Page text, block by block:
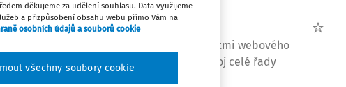
Délka:5:27
vás stručně seznámíme s možnostmi webového
což je velmi užitečný nástroj a bohatý zdroj celé řady
děkujeme za udělení souhlasu. Data využijeme
a přizpůsobení obsahu webu přímo Vám na
osobních údajů a souborů cookie
všechny soubory cookie